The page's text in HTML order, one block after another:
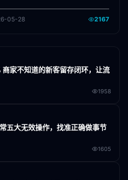
05-28 2167
家不知道的新客留存闭环，让流
1958
五大无效操作，找准正确做事节
1605